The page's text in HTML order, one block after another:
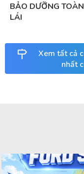
BẢO DƯỠNG
LÁI
Xem tất cả
nhất